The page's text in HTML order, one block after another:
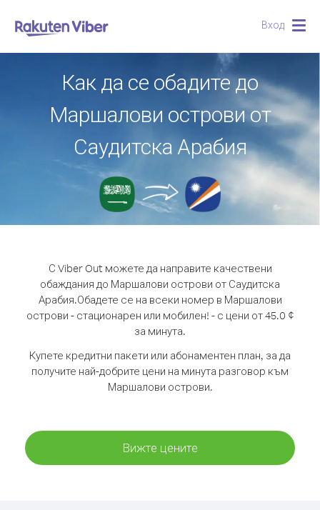
Вход
Как да се обадите до
Маршалови острови от
Саудитска Арабия
С Viber Out можете да направите качествени
обаждания до Маршалови острови от Саудитска
Арабия.Обадете се на всеки номер в Маршалови
острови - стационарен или мобилен! - с цени от 45.0 ¢
за минута.
Купете кредитни пакети или абонаментен план, за да
получите най-добрите цени на минута разговор към
Маршалови острови.
Вижте цените